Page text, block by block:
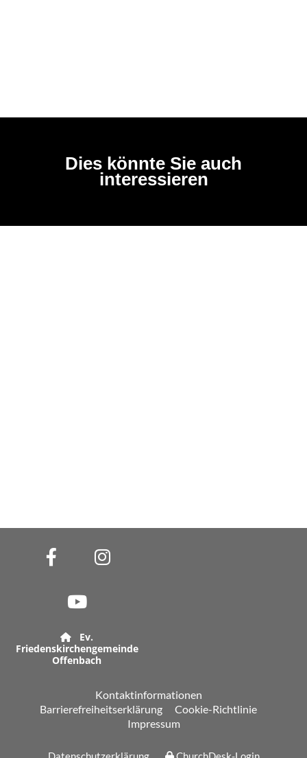
Dies könnte Sie auch
interessieren

Ev.
Friedenskirchengemeinde
Offenbach
Kontaktinformationen
Barrierefreiheitserklärung
Cookie-Richtlinie
Impressum